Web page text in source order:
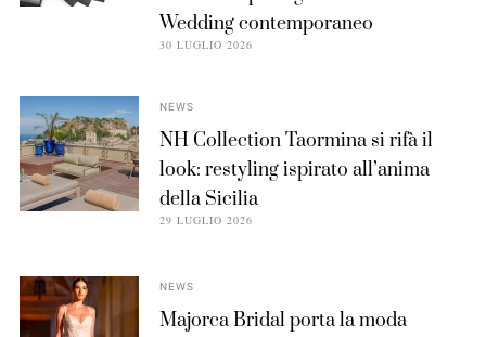
Wedding contemporaneo
30 LUGLIO 2026
NEWS
NH Collection Taormina si rifà il
look: restyling ispirato all’anima
della Sicilia
29 LUGLIO 2026
NEWS
Majorca Bridal porta la moda